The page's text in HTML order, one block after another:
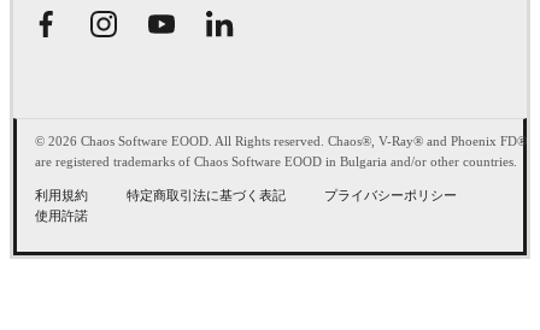
© 2026 Chaos Software EOOD. All Rights reserved. Chaos®, V-Ray® and Phoenix FD®
are registered trademarks of Chaos Software EOOD in Bulgaria and/or other countries.
利用規約 特定商取引法に基づく表記
プライバシーポリシー
使用許諾